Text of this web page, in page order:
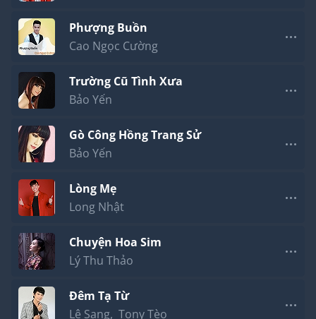
Phượng Buồn
Cao Ngọc Cường
Trường Cũ Tình Xưa
Bảo Yến
Gò Công Hồng Trang Sử
Bảo Yến
Lòng Mẹ
Long Nhật
Chuyện Hoa Sim
Lý Thu Thảo
Đêm Tạ Từ
Lê Sang, Tony Tèo